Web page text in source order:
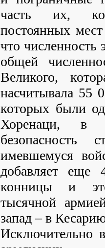
часть их,
постоянных
что численность
общей
Великого,
насчитывала 55
которых были
Хоренаци, в
имевшемуся
добавляет
конницы и
тысячной
запад – в
Исключительно